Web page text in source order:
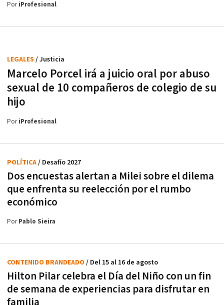
PoriProfesional
Marcelo Porcel irá a juicio oral por abuso
sexual de 10 compañeros de colegio de su
hijo
LEGALES / Justicia
PoriProfesional
Dos encuestas alertan a Milei sobre el dilema
que enfrenta su reelección por el rumbo
económico
POLÍTICA/ Desafío 2027
PorPablo Sieira
Hilton Pilar celebra el Día del Niño con un fin
de semana de experiencias para disfrutar en
CONTENIDO BRANDEADO / Del 15 al 16 de agosto